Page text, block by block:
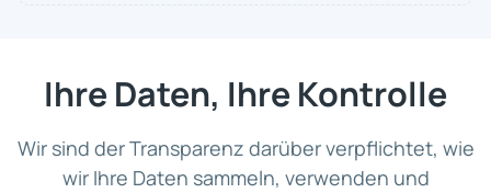
Ihre Daten, Ihre Kontrolle
Wir sind der Transparenz darüber verpflichtet, wie
wir Ihre Daten sammeln, verwenden und